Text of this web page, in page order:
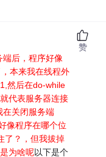
端后，程序好像
本来我在线程外
然后在do-while
代表服务器连接
在关闭服务端
像程序在哪个位
了？，但我拔掉
为啥呢以下是个
赞